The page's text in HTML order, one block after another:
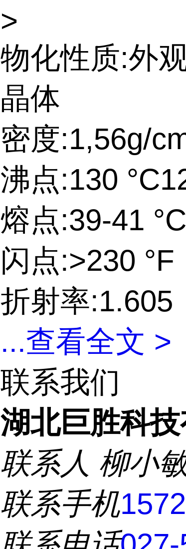
>
物化性质:外
晶体
密度:1,56g/
沸点:130
熔点:39-41
闪点:>230 °F
折射率:1.605
...查看全文 >
联系我们
湖北巨胜科
联系人 柳小
联系手机